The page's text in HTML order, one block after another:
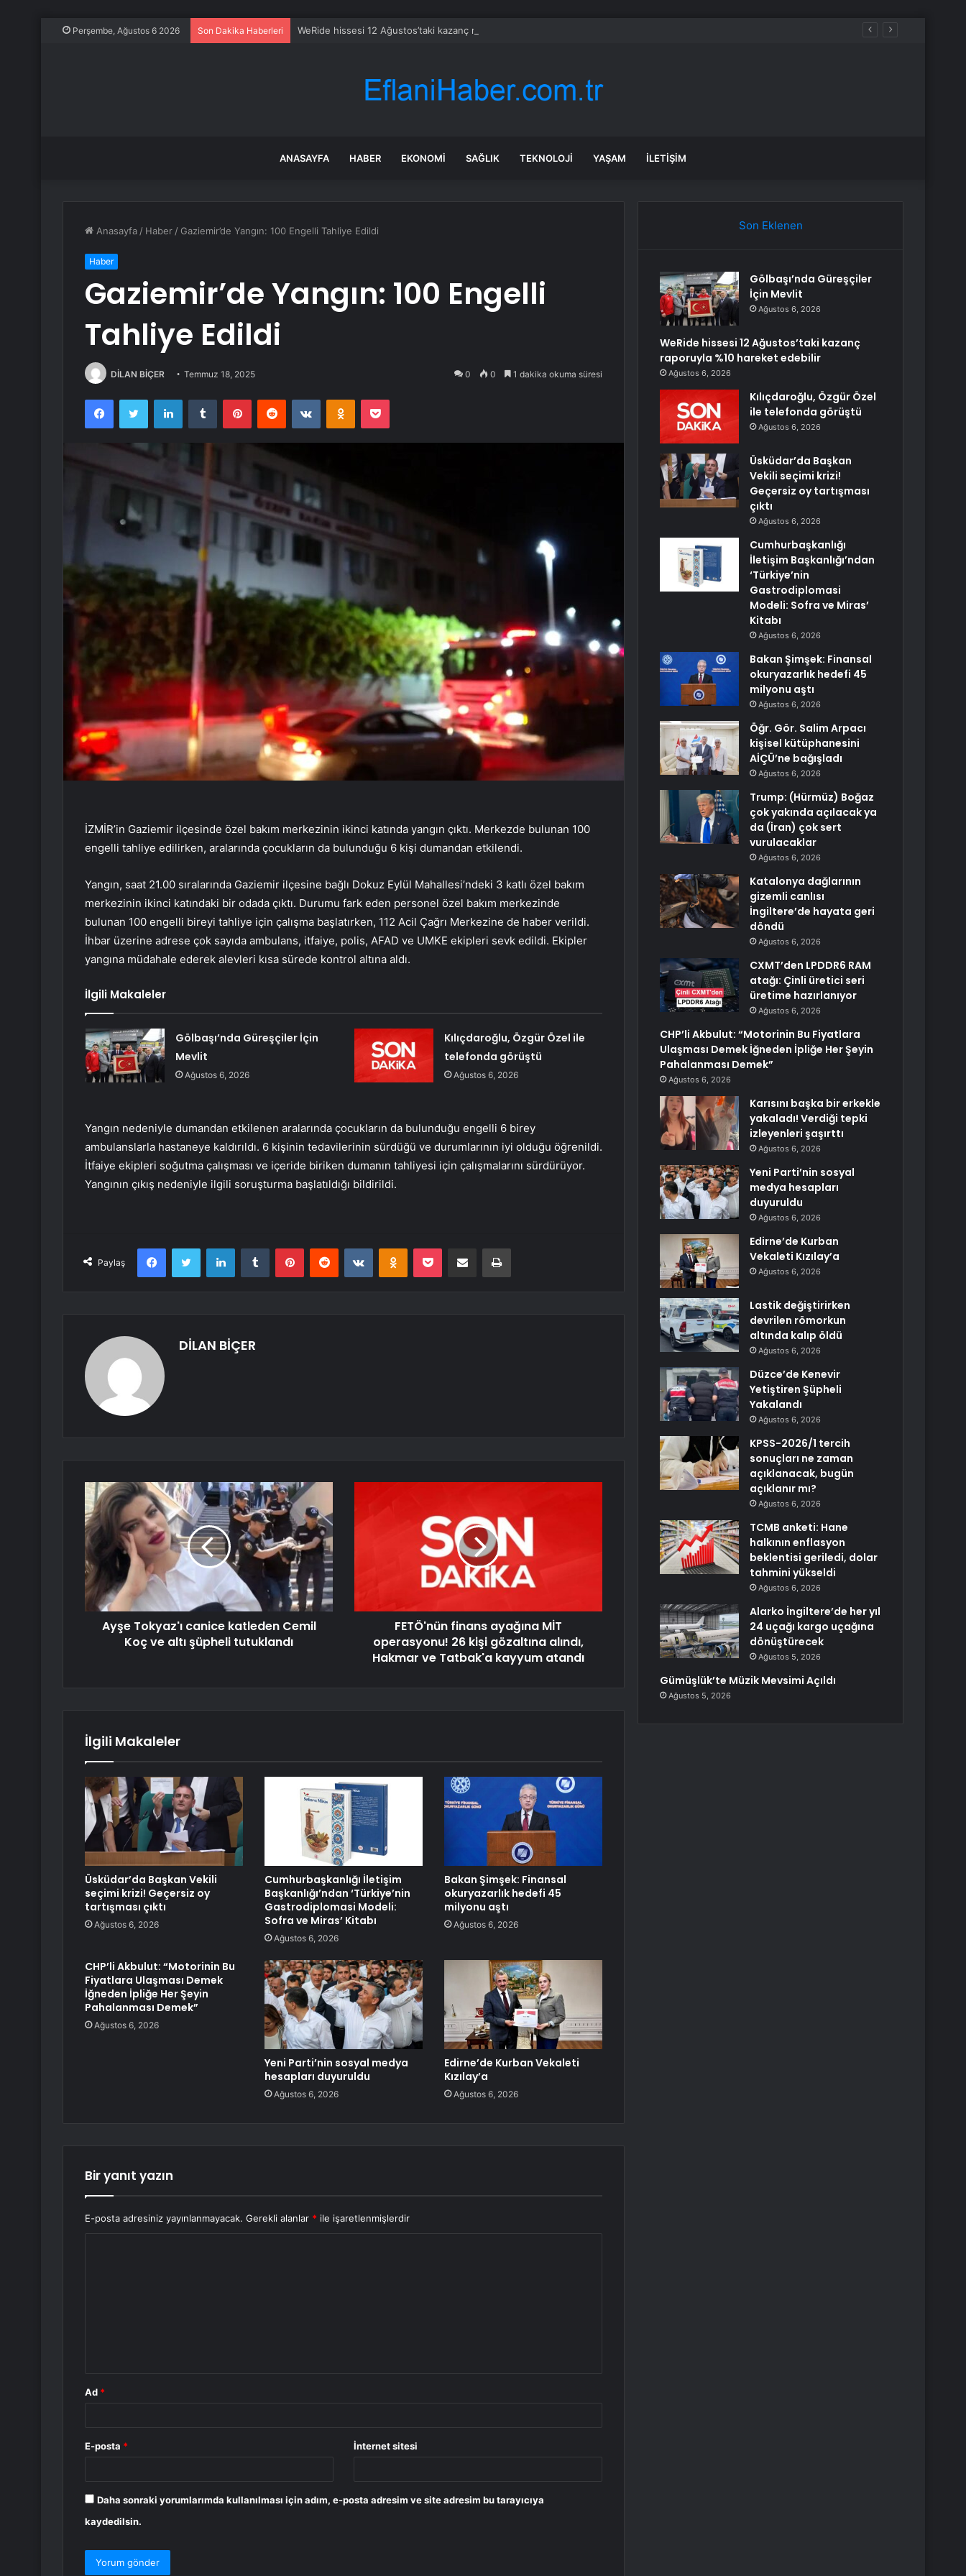
Perşembe, Ağustos 6 2026 Son Dakika Haberleri WeRide hissesi 12 Ağustos’taki kazanç raporuyla %10 hareket edebilir
ANASAYFA HABER EKONOMI SAĞLIK TEKNOLOJI YAŞAM İLETIŞIM
Anasayfa / Haber / Gaziemir’de Yangın: 100 Engelli Tahliye Edildi
Haber
Gaziemir’de Yangın: 100 Engelli
Tahliye Edildi
DİLAN BİÇER Temmuz 18, 2025 0 0 1 dakika okuma süresi
FacebookTwitter LinkedInTumblr PinterestReddit VKontakteOdnoklassniki
Pocket
İZMİR’in Gaziemir ilçesinde özel bakım merkezinin ikinci katında yangın çıktı. Merkezde bulunan 100
engelli tahliye edilirken, aralarında çocukların da bulunduğu 6 kişi dumandan etkilendi.
Yangın, saat 21.00 sıralarında Gaziemir ilçesine bağlı Dokuz Eylül Mahallesi’ndeki 3 katlı özel bakım
merkezinin ikinci katındaki bir odada çıktı. Durumu fark eden personel özel bakım merkezinde
bulunan 100 engelli bireyi tahliye için çalışma başlatırken, 112 Acil Çağrı Merkezine de haber verildi.
İhbar üzerine adrese çok sayıda ambulans, itfaiye, polis, AFAD ve UMKE ekipleri sevk edildi. Ekipler
yangına müdahale ederek alevleri kısa sürede kontrol altına aldı.
İlgili Makaleler
Gölbaşı’nda Güreşçiler İçin
Mevlit
Ağustos 6, 2026
Kılıçdaroğlu, Özgür Özel ile
telefonda görüştü
Ağustos 6, 2026
Yangın nedeniyle dumandan etkilenen aralarında çocukların da bulunduğu engelli 6 birey
ambulanslarla hastaneye kaldırıldı. 6 kişinin tedavilerinin sürdüğü ve durumlarının iyi olduğu öğrenildi.
İtfaiye ekipleri soğutma çalışması ve içeride biriken dumanın tahliyesi için çalışmalarını sürdürüyor.
Yangının çıkış nedeniyle ilgili soruşturma başlatıldığı bildirildi.
Paylaş
FacebookTwitter LinkedInTumblr PinterestReddit VKontakteOdnoklassniki
Pocket E-Posta ile paylaş Yazdır
DİLAN BİÇER
Ayşe Tokyaz'ı canice katleden Cemil
Koç ve altı şüpheli tutuklandı
FETÖ'nün finans ayağına MİT
operasyonu! 26 kişi gözaltına alındı,
Hakmar ve Tatbak'a kayyum atandı
İlgili Makaleler
Üsküdar’da Başkan Vekili
seçimi krizi! Geçersiz oy
tartışması çıktı
Ağustos 6, 2026
Cumhurbaşkanlığı İletişim
Başkanlığı’ndan ‘Türkiye’nin
Gastrodiplomasi Modeli:
Sofra ve Miras’ Kitabı
Ağustos 6, 2026
Bakan Şimşek: Finansal
okuryazarlık hedefi 45
milyonu aştı
Ağustos 6, 2026
CHP’li Akbulut: “Motorinin Bu
Fiyatlara Ulaşması Demek
İğneden İpliğe Her Şeyin
Pahalanması Demek”
Ağustos 6, 2026
Yeni Parti’nin sosyal medya
hesapları duyuruldu
Ağustos 6, 2026
Edirne’de Kurban Vekaleti
Kızılay’a
Ağustos 6, 2026
Bir yanıt yazın
E-posta adresiniz yayınlanmayacak. Gerekli alanlar * ile işaretlenmişlerdir
Ad *
E-posta * İnternet sitesi
Daha sonraki yorumlarımda kullanılması için adım, e-posta adresim ve site adresim bu tarayıcıya
kaydedilsin.
Son Eklenen
Gölbaşı’nda Güreşçiler
İçin Mevlit
Ağustos 6, 2026
WeRide hissesi 12 Ağustos’taki kazanç
raporuyla %10 hareket edebilir
Ağustos 6, 2026
Kılıçdaroğlu, Özgür Özel
ile telefonda görüştü
Ağustos 6, 2026
Üsküdar’da Başkan
Vekili seçimi krizi!
Geçersiz oy tartışması
çıktı
Ağustos 6, 2026
Cumhurbaşkanlığı
İletişim Başkanlığı’ndan
‘Türkiye’nin
Gastrodiplomasi
Modeli: Sofra ve Miras’
Kitabı
Ağustos 6, 2026
Bakan Şimşek: Finansal
okuryazarlık hedefi 45
milyonu aştı
Ağustos 6, 2026
Öğr. Gör. Salim Arpacı
kişisel kütüphanesini
AİÇÜ’ne bağışladı
Ağustos 6, 2026
Trump: (Hürmüz) Boğaz
çok yakında açılacak ya
da (İran) çok sert
vurulacaklar
Ağustos 6, 2026
Katalonya dağlarının
gizemli canlısı
İngiltere’de hayata geri
döndü
Ağustos 6, 2026
CXMT’den LPDDR6 RAM
atağı: Çinli üretici seri
üretime hazırlanıyor
Ağustos 6, 2026
CHP’li Akbulut: “Motorinin Bu Fiyatlara
Ulaşması Demek İğneden İpliğe Her Şeyin
Pahalanması Demek”
Ağustos 6, 2026
Karısını başka bir erkekle
yakaladı! Verdiği tepki
izleyenleri şaşırttı
Ağustos 6, 2026
Yeni Parti’nin sosyal
medya hesapları
duyuruldu
Ağustos 6, 2026
Edirne’de Kurban
Vekaleti Kızılay’a
Ağustos 6, 2026
Lastik değiştirirken
devrilen römorkun
altında kalıp öldü
Ağustos 6, 2026
Düzce’de Kenevir
Yetiştiren Şüpheli
Yakalandı
Ağustos 6, 2026
KPSS-2026/1 tercih
sonuçları ne zaman
açıklanacak, bugün
açıklanır mı?
Ağustos 6, 2026
TCMB anketi: Hane
halkının enflasyon
beklentisi geriledi, dolar
tahmini yükseldi
Ağustos 6, 2026
Alarko İngiltere’de her yıl
24 uçağı kargo uçağına
dönüştürecek
Ağustos 5, 2026
Gümüşlük’te Müzik Mevsimi Açıldı
Ağustos 5, 2026